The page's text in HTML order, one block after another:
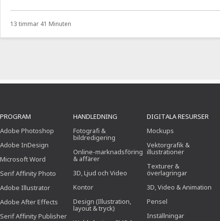
13 timmar 41 Minuten
PROGRAM
Adobe Photoshop
Adobe InDesign
Microsoft Word
Serif Affinity Photo
Adobe Illustrator
Adobe After Effects
Serif Affinity Publisher
HANDLEDNING
Fotografi &
bildredigering
Online-marknadsföring
& affärer
3D, Ljud och Video
Kontor
Design (Illustration,
layout & tryck)
DIGITALA RESURSER
Mockups
Vektorgrafik &
illustrationer
Texturer &
överlagringar
3D, Video & Animation
Pensel
Inställningar